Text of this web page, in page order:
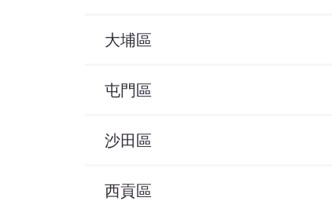
大埔區
屯門區
沙田區
西貢區